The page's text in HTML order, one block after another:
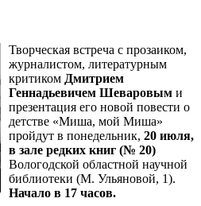
Творческая встреча с прозаиком,
журналистом, литературным
критиком Дмитрием
Геннадьевичем Шеваровым и
презентация его новой повести о
детстве «Миша, мой Миша»
пройдут в понедельник, 20 июля,
в зале редких книг (№ 20)
Вологодской областной научной
библиотеки (М. Ульяновой, 1).
Начало в 17 часов.